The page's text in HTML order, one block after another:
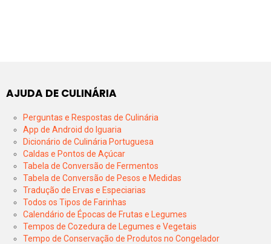
AJUDA DE CULINÁRIA
Perguntas e Respostas de Culinária
App de Android do Iguaria
Dicionário de Culinária Portuguesa
Caldas e Pontos de Açúcar
Tabela de Conversão de Fermentos
Tabela de Conversão de Pesos e Medidas
Tradução de Ervas e Especiarias
Todos os Tipos de Farinhas
Calendário de Épocas de Frutas e Legumes
Tempos de Cozedura de Legumes e Vegetais
Tempo de Conservação de Produtos no Congelador